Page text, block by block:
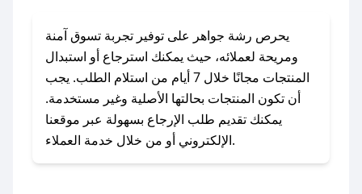
### كيف تحصل على كوبونات خصم حصرية من
رشة جواهر؟
للحصول على كوبونات وخصومات حصرية، قم بما
يلي:
- اضغط على أيقونة متابعة لمتجر رشة جواهر في
يحرص رشة جواهر على توفير تجربة تسوق آمنة
ومريحة لعملائه، حيث يمكنك استرجاع أو استبدال
المنتجات مجانًا خلال 7 أيام من استلام الطلب. يجب
أن تكون المنتجات بحالتها الأصلية وغير مستخدمة.
يمكنك تقديم طلب الإرجاع بسهولة عبر موقعنا
الإلكتروني أو من خلال خدمة العملاء.